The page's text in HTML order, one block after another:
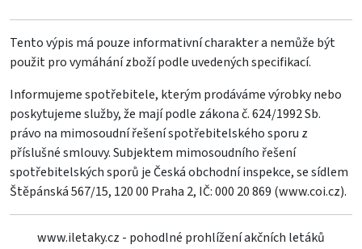
Tento výpis má pouze informativní charakter a nemůže být
použit pro vymáhání zboží podle uvedených specifikací.
Informujeme spotřebitele, kterým prodáváme výrobky nebo
poskytujeme služby, že mají podle zákona č. 624/1992 Sb.
právo na mimosoudní řešení spotřebitelského sporu z
příslušné smlouvy. Subjektem mimosoudního řešení
spotřebitelských sporů je Česká obchodní inspekce, se sídlem
Štěpánská 567/15, 120 00 Praha 2, IČ: 000 20 869 (www.coi.cz).
www.iletaky.cz - pohodlné prohlížení akčních letáků